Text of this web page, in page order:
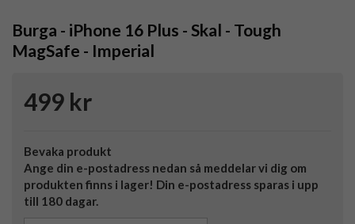
Burga - iPhone 16 Plus - Skal - Tough
MagSafe - Imperial
499 kr
Bevaka produkt
Ange din e-postadress nedan så meddelar vi dig om
produkten finns i lager! Din e-postadress sparas i upp
till 180 dagar.